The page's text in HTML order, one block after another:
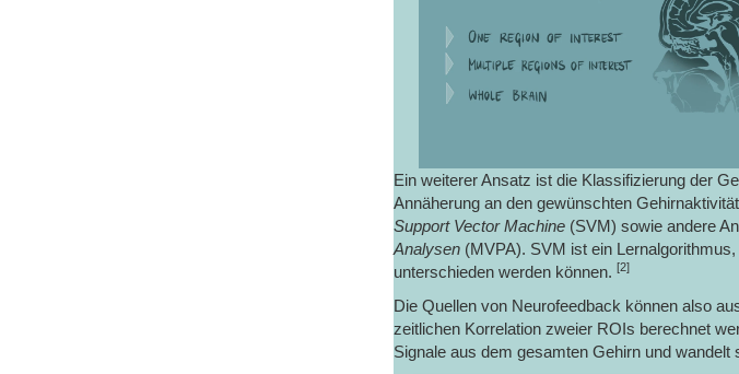
Ein weiterer Ansatz ist die Klassifizierung der
Annäherung an den gewünschten
Support Vector Machine(SVM) sowie andere
Analysen(MVPA). SVM ist ein
unterschieden werden können. [2]
Die Quellen von Neurofeedback können also
zeitlichen Korrelation zweier ROIs berechnet
Signale aus dem gesamten Gehirn und